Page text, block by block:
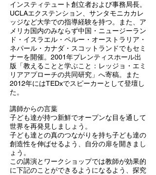
インスティテュート創立者および事務局長。
UCLAエクステンション、サンタモニカカレ
ッジなど大学での指導経験を持つ。また、ア
メリカ国内のみならず中国・ニュージーラン
ド・イスラエル・ペルー・オーストラリア・
ネパール・カナダ・スコットランドでもセミ
ナーを開催。2001年プレンティスホール出
版「教えることと学ぶこと：レッジョ・エミ
リアアプローチの共同研究」へ寄稿。また
2012年にはTEDxでスピーカーとして登壇し
た。
講師からの言葉
子ども達が持つ新鮮でオープンな目を通して
世界を再発見しましょう。
子ども達との真のつながりを持ち子ども達の
創造性を伸ばせるよう、自分の扉を開きまし
ょう。
この講演とワークショップでは教師が効果的
に下記のことができるようになるよう、探究